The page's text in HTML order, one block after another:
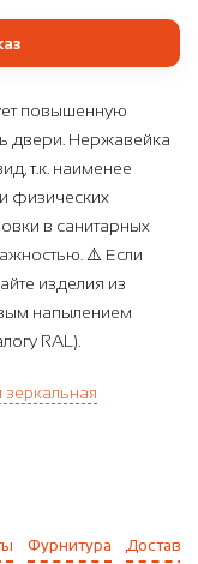
повышенную
двери. Нержавейка
т.к. наименее
физических
в санитарных
⚠️ Если
изделия из
напылением
RAL).
Фурнитура Доставка